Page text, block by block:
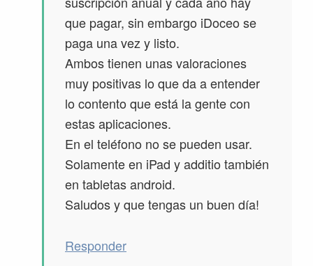
que pagar, sin embargo iDoceo se
paga una vez y listo.
Ambos tienen unas valoraciones
muy positivas lo que da a entender
lo contento que está la gente con
estas aplicaciones.
En el teléfono no se pueden usar.
Solamente en iPad y additio también
en tabletas android.
Saludos y que tengas un buen día!
Responder